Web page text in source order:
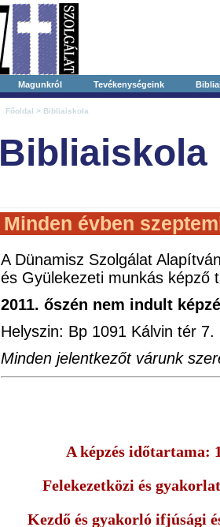
Magunkról Tevékenységeink
Főoldal > Bibliaiskola
Bibliaiskola
Minden évben
A Dünamisz Szolgálat
és Gyülekezeti munkás képző
2011. őszén nem indult
Helyszin: Bp 1091 Kálvin tér
Minden jelentkezőt várunk
A képzés időtartama:
Felekezetközi és
Kezdő és gyakorló ifjúsági